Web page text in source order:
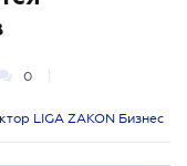
0
LIGA ZAKON Бизнес